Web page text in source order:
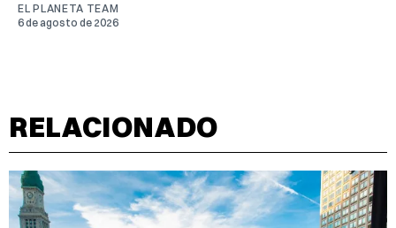
EL PLANETA TEAM
6 de agosto de 2026
RELACIONADO